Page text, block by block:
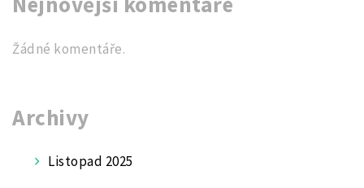
Žádné komentáře.
Archivy
Listopad 2025